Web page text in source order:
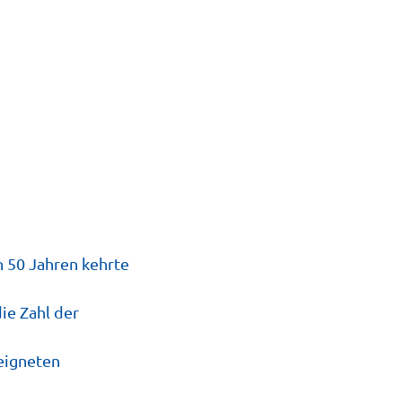
50 Jahren kehrte
Zahl der